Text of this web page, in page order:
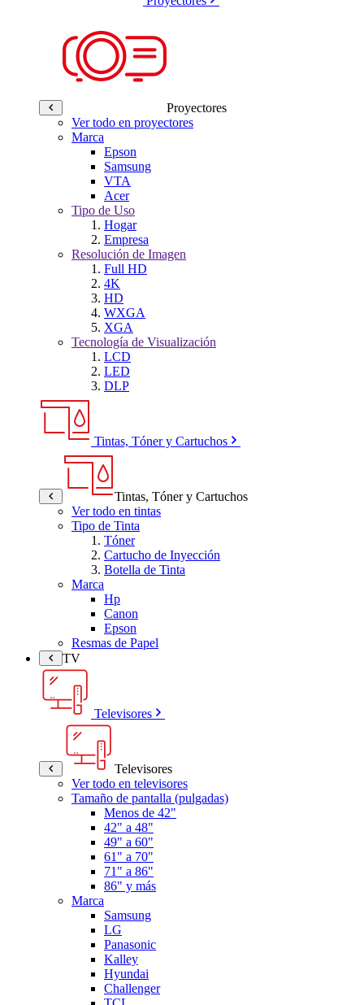
Proyectores
Ver todo en proyectores
Marca
Epson
Samsung
VTA
Acer
Tipo de Uso
Hogar
Empresa
Resolución de Imagen
Full HD
4K
HD
WXGA
XGA
Tecnología de Visualización
LCD
LED
DLP
Tintas, Tóner y Cartuchos
Tintas, Tóner y Cartuchos
Ver todo en tintas
Tipo de Tinta
Tóner
Cartucho de Inyección
Botella de Tinta
Marca
Hp
Canon
Epson
Resmas de Papel
TV
Televisores
Televisores
Ver todo en televisores
Tamaño de pantalla (pulgadas)
Menos de 42"
42" a 48"
49" a 60"
61" a 70"
71" a 86"
86" y más
Marca
Samsung
LG
Panasonic
Kalley
Hyundai
Challenger